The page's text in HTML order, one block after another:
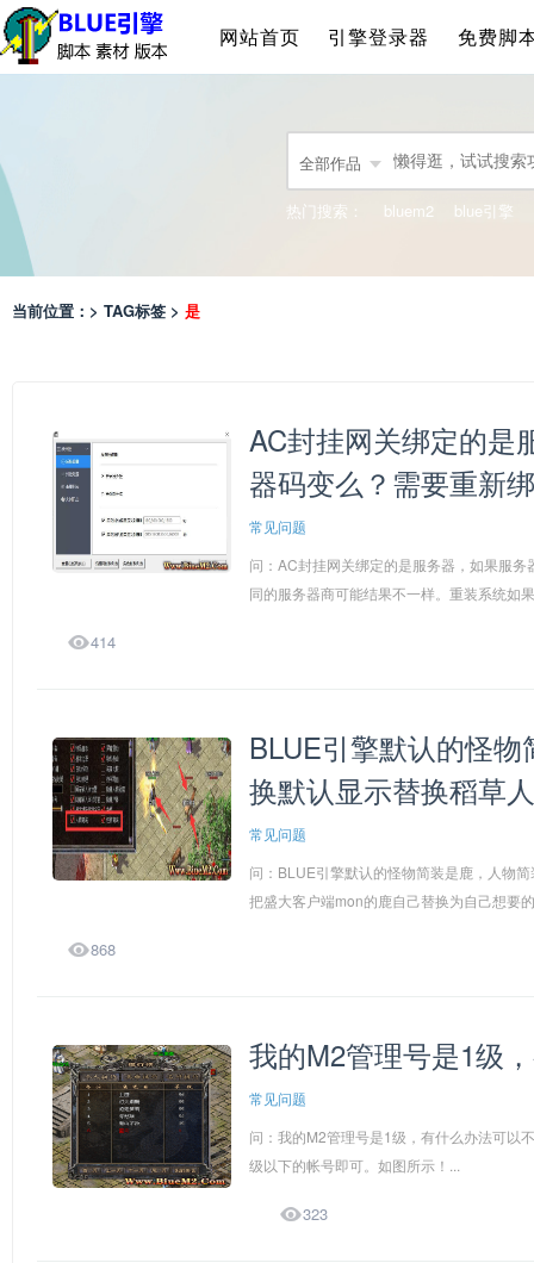
网站首页 引擎登录器 免费脚
全部作品
热门搜索： bluem2 blue引擎
当前位置：> TAG标签 > 是
AC封挂网关绑定的是
器码变么？需要重新绑
常见问题
问：AC封挂网关绑定的是服务器，如果服
同的服务器商可能结果不一样。重装系统如
414
BLUE引擎默认的怪
换默认显示替换稻草人
常见问题
问：BLUE引擎默认的怪物简装是鹿，人物
把盛大客户端mon的鹿自己替换为自己想要
868
我的M2管理号是1级
常见问题
问：我的M2管理号是1级，有什么办法可以
级以下的帐号即可。如图所示！...
323